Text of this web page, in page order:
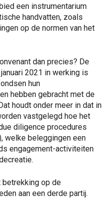
een instrumentarium
handvatten, zoals
op de normen van het
dan precies? De
2021 in werking is
hun
hebben gebracht met de
houdt onder meer in dat in
vastgelegd hoe het
diligence procedures
welke beleggingen een
engagement-activiteiten
op de
aan een derde partij.